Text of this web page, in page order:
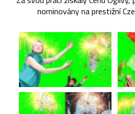
nominovány na prestižní